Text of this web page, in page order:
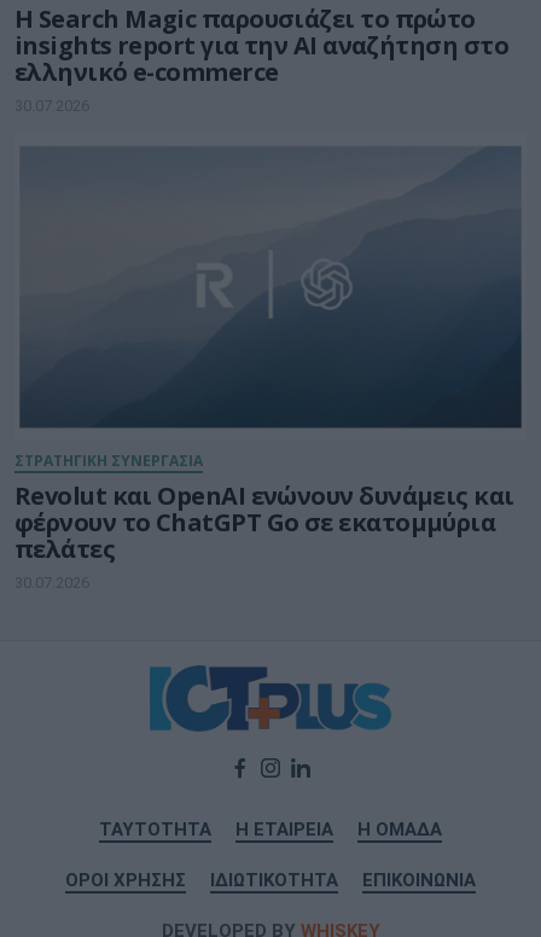
Η Search Magic παρουσιάζει το πρώτο
insights report για την AI αναζήτηση στο
ελληνικό e-commerce
30.07.2026
ΣΤΡΑΤΗΓΙΚΗ ΣΥΝΕΡΓΑΣΙΑ
Revolut και OpenAI ενώνουν δυνάμεις και
φέρνουν το ChatGPT Go σε εκατομμύρια
πελάτες
30.07.2026
ΤΑΥΤΟΤΗΤΑ Η ΕΤΑΙΡΕΙΑ Η ΟΜΑΔΑ
ΟΡΟΙ ΧΡΗΣΗΣ ΙΔΙΩΤΙΚΟΤΗΤΑ ΕΠΙΚΟΙΝΩΝΙΑ
DEVELOPED BY WHISKEY